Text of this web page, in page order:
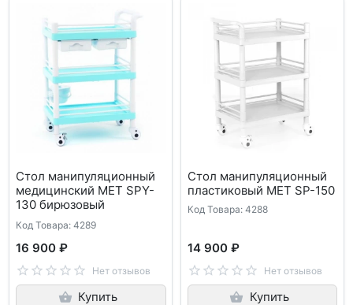
Стол манипуляционный
медицинский МЕТ SPY-
130 бирюзовый
Код Товара: 4289
16 900 ₽
Нет отзывов
Купить
Стол манипуляционный
пластиковый МЕТ SP-150
Код Товара: 4288
14 900 ₽
Нет отзывов
Купить